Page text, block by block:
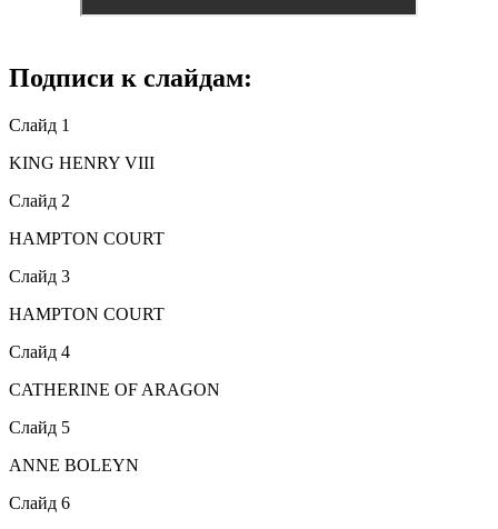
Подписи к слайдам:
Слайд 1
KING HENRY VIII
Слайд 2
HAMPTON COURT
Слайд 3
HAMPTON COURT
Слайд 4
CATHERINE OF ARAGON
Слайд 5
ANNE BOLEYN
Слайд 6